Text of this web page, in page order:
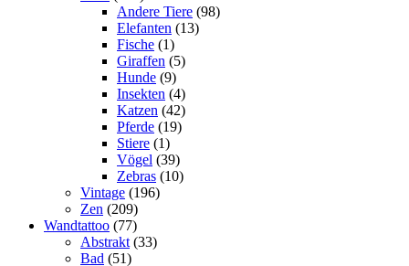
Andere Tiere (98)
Elefanten (13)
Fische (1)
Giraffen (5)
Hunde (9)
Insekten (4)
Katzen (42)
Pferde (19)
Stiere (1)
Vögel (39)
Zebras (10)
Vintage (196)
Zen (209)
Wandtattoo (77)
Abstrakt (33)
Bad (51)